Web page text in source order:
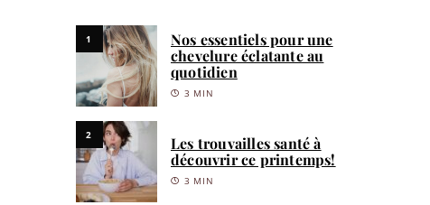
1
Nos essentiels pour une
chevelure éclatante au
quotidien
3 MIN
2
Les trouvailles santé à
découvrir ce printemps!
3 MIN